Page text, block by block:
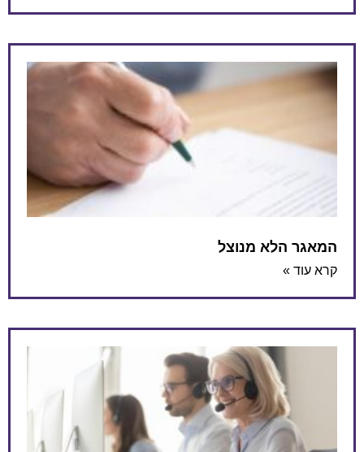
המאגר הלא מנוצל
קרא עוד »